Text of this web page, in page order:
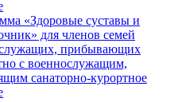
«Здоровые суставы и
для членов семей
прибывающих
с военнослужащим,
санаторно-курортное